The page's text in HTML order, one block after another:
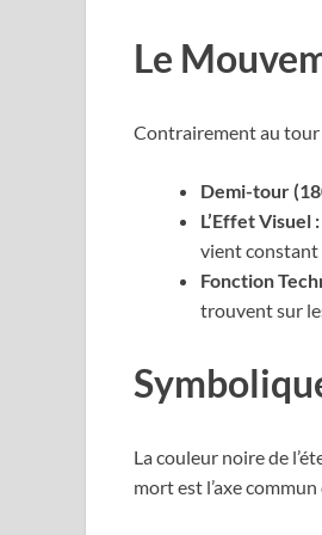
Le
Contrairement au tour
Demi-tour
L’Effet Visuel :
vient constant
Fonction
trouvent sur
La couleur noire de
mort est l’axe